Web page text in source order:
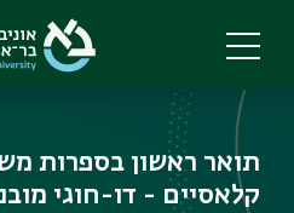
main
תואר ראשון בספרות
קלאסיים - דו-חוגי